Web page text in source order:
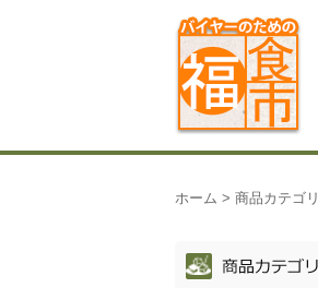
ホーム > 商品カテゴリ